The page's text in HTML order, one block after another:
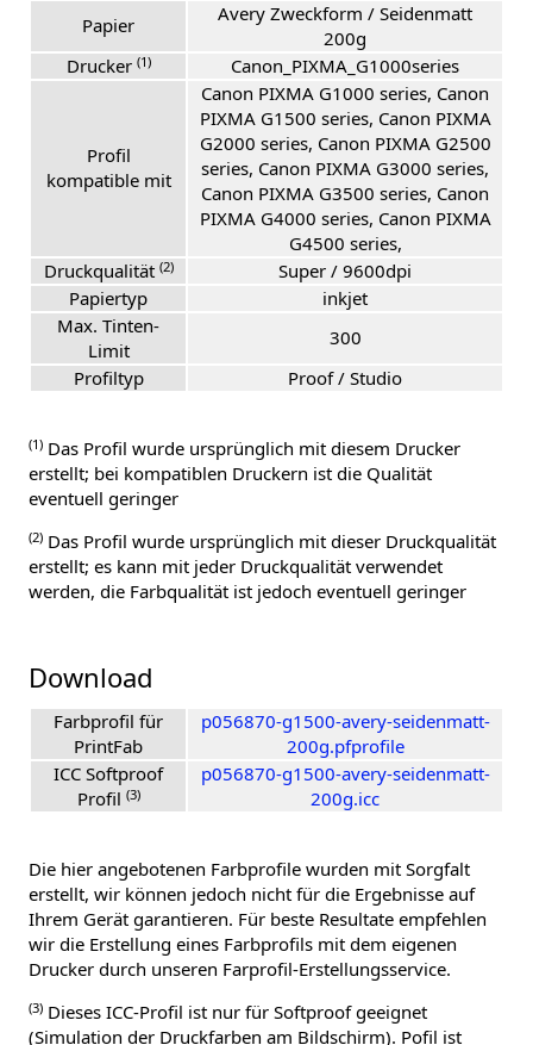
Papier
Avery Zweckform / Seidenmatt
200g
Drucker (1) Canon_PIXMA_G1000series
Profil
kompatible mit
Canon PIXMA G1000 series, Canon
PIXMA G1500 series, Canon PIXMA
G2000 series, Canon PIXMA G2500
series, Canon PIXMA G3000 series,
Canon PIXMA G3500 series, Canon
PIXMA G4000 series, Canon PIXMA
G4500 series,
Druckqualität (2)
Super / 9600dpi
Papiertyp
inkjet
Max. Tinten-
Limit
300
Profiltyp
Proof / Studio
(1) Das Profil wurde ursprünglich mit diesem Drucker
erstellt; bei kompatiblen Druckern ist die Qualität
eventuell geringer
(2) Das Profil wurde ursprünglich mit dieser Druckqualität
erstellt; es kann mit jeder Druckqualität verwendet
werden, die Farbqualität ist jedoch eventuell geringer
Download
Farbprofil für
PrintFab
p056870-g1500-avery-seidenmatt-
200g.pfprofile
ICC Softproof
Profil (3)
p056870-g1500-avery-seidenmatt-
200g.icc
Die hier angebotenen Farbprofile wurden mit Sorgfalt
erstellt, wir können jedoch nicht für die Ergebnisse auf
Ihrem Gerät garantieren. Für beste Resultate empfehlen
wir die Erstellung eines Farbprofils mit dem eigenen
Drucker durch unseren Farprofil-Erstellungsservice.
(3) Dieses ICC-Profil ist nur für Softproof geeignet
(Simulation der Druckfarben am Bildschirm). Pofil ist